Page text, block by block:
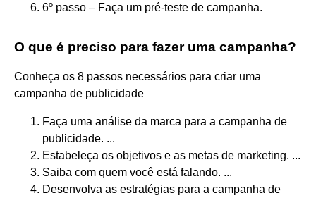
6º passo – Faça um pré-teste de campanha.
O que é preciso para fazer uma campanha?
Conheça os 8 passos necessários para criar uma
campanha de publicidade
Faça uma análise da marca para a campanha de
publicidade. ...
Estabeleça os objetivos e as metas de marketing. ...
Saiba com quem você está falando. ...
Desenvolva as estratégias para a campanha de